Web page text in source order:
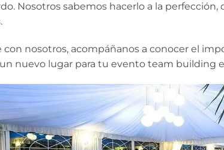
Nosotros sabemos hacerlo a la
con nosotros, acompáñanos a conocer el
nuevo lugar para tu evento team building